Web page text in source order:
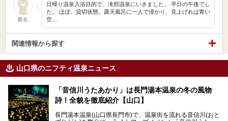
匿名
日帰り温泉入浴目的で、滝部温泉にいきました。 平日の午後でし
た。 ほぼ、貸切状態。露天風呂に一人で浸かり、見上げれば青い
空…
関連情報から探す
山口県のニフティ温泉ニュース
「音信川うたあかり」は長門湯本温泉の冬の風物
詩！全貌を徹底紹介【山口】
長門湯本温泉(山口県長門市)で、温泉街を流れる音信川(おと